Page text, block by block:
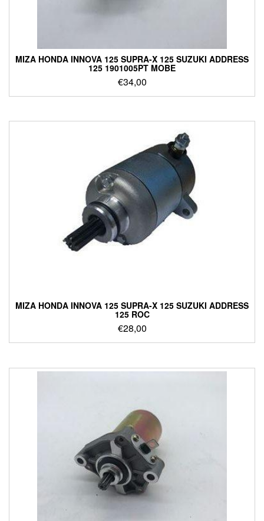
ΜΙΖΑ HONDA INNOVA 125 SUPRA-X 125 SUZUKI ADDRESS
125 1901005PT MOBE
€34,00
ΜΙΖΑ HONDA INNOVA 125 SUPRA-X 125 SUZUKI ADDRESS
125 ROC
€28,00